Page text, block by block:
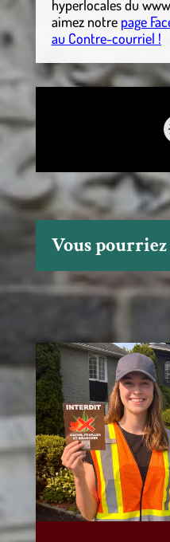
hyperlocalesdu
aimez notre page
au Contre-courriel !
Vous